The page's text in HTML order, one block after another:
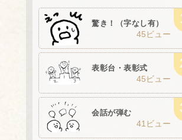
驚き！（字なし有）
45ビュー
表彰台・表彰式
45ビュー
会話が弾む
41ビュー